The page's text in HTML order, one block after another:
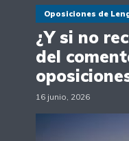
Oposiciones de
¿Y si no
del
16 junio, 2026